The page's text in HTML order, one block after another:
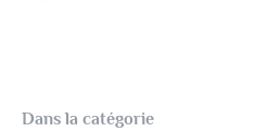
Dans la catégorie